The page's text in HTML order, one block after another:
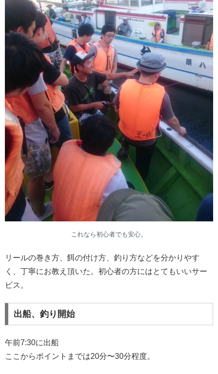
これなら初心者でも安心。
リールの巻き方、餌の付け方、釣り方などを分かりやす
く、丁寧にお教え頂いた。初心者の方にはとてもいいサー
ビス。
出船、釣り開始
午前7:30に出船
ここからポイントまでは20分〜30分程度。